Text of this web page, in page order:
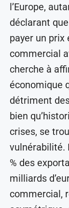
l’Europe,
déclarant
payer un prix
commercial
cherche à
économique
détriment
bien
crises, se
vulnérabilité.
% des
milliards
commercial,